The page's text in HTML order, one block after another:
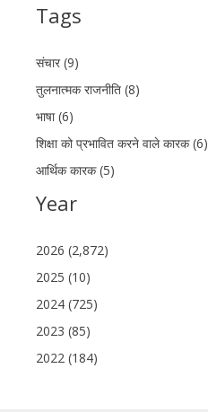
Tags
संचार (9)
तुलनात्मक राजनीति (8)
भाषा (6)
शिक्षा को प्रभावित करने वाले कारक (6)
आर्थिक कारक (5)
Year
2026 (2,872)
2025 (10)
2024 (725)
2023 (85)
2022 (184)